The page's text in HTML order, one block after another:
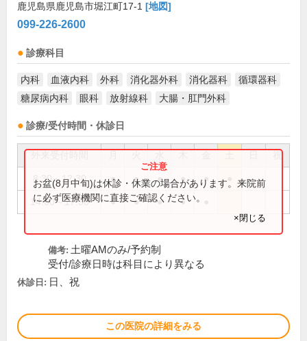
鹿児島県鹿児島市堀江町17-1 [地図]
099-226-2600
診療科目
内科 血液内科 外科 消化器外科 消化器科
循環器科
糖尿病内科
眼科 放射線科 大腸・肛門外科
診療/受付時間・休診日
祝
8:30～12:30 ● ● ● ● ●
14:00～17:30 ● ● ● ●
お盆(8月中旬)は休診・休業の場合があります。来院前
に必ず医療機関に直接ご確認ください。
×閉じる
備考: 土曜AMのみ/予約制
受付/診療日時は科目により異なる
休診日: 日、祝
この医院の詳細をみる